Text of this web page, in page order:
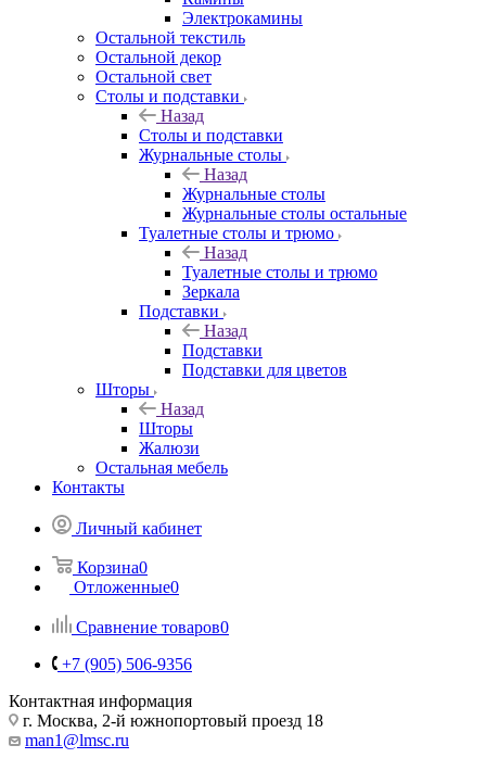
Электрокамины
Остальной текстиль
Остальной декор
Остальной свет
Столы и подставки
Назад
Столы и подставки
Журнальные столы
Назад
Журнальные столы
Журнальные столы остальные
Туалетные столы и трюмо
Назад
Туалетные столы и трюмо
Зеркала
Подставки
Назад
Подставки
Подставки для цветов
Шторы
Назад
Шторы
Жалюзи
Остальная мебель
Контакты
Личный кабинет
Корзина0
Отложенные0
Сравнение товаров0
+7 (905) 506-9356
Контактная информация
г. Москва, 2-й южнопортовый проезд 18
man1@lmsc.ru